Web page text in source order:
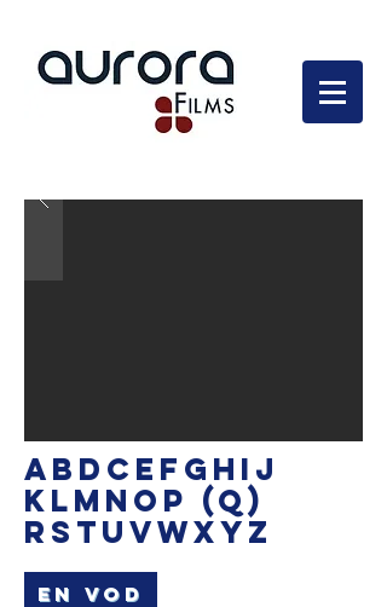
ABDCEFGHIJ
KLMNOP (Q)
RSTUVWXYZ
EN VOD